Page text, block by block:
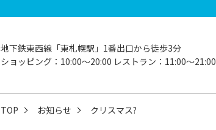
地下鉄東西線「東札幌駅」1番出口から徒歩3分
ショッピング：10:00〜20:00 レストラン：11:00〜21:00
TOP お知らせ クリスマス?